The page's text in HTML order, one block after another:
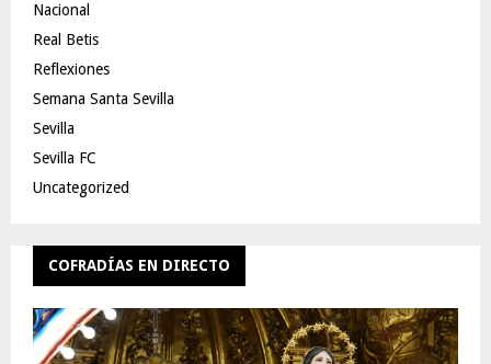
Nacional
Real Betis
Reflexiones
Semana Santa Sevilla
Sevilla
Sevilla FC
Uncategorized
COFRADÍAS EN DIRECTO